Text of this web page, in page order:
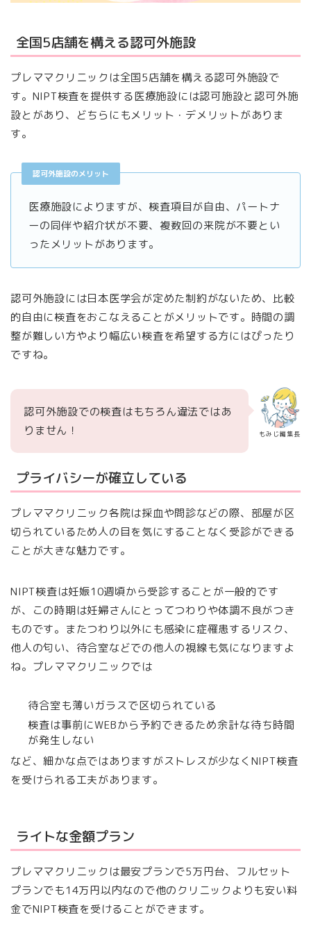
全国5店舗を構える認可外施設
プレママクリニックは全国5店舗を構える認可外施設で
す。NIPT検査を提供する医療施設には認可施設と認可外施
設とがあり、どちらにもメリット・デメリットがありま
す。
認可外施設のメリット
医療施設によりますが、検査項目が自由、パートナ
ーの同伴や紹介状が不要、複数回の来院が不要とい
ったメリットがあります。
認可外施設には日本医学会が定めた制約がないため、比較
的自由に検査をおこなえることがメリットです。時間の調
整が難しい方やより幅広い検査を希望する方にはぴったり
ですね。
もみじ編集長
認可外施設での検査はもちろん違法ではあ
りません！
プライバシーが確立している
プレママクリニック各院は採血や問診などの際、部屋が区
切られているため人の目を気にすることなく受診ができる
ことが大きな魅力です。
NIPT検査は妊娠10週頃から受診することが一般的です
が、この時期は妊婦さんにとってつわりや体調不良がつき
ものです。またつわり以外にも感染に症罹患するリスク、
他人の匂い、待合室などでの他人の視線も気になりますよ
ね。プレママクリニックでは
待合室も薄いガラスで区切られている
検査は事前にWEBから予約できるため余計な待ち時間
が発生しない
など、細かな点ではありますがストレスが少なくNIPT検査
を受けられる工夫があります。
ライトな金額プラン
プレママクリニックは最安プランで5万円台、フルセット
プランでも14万円以内なので他のクリニックよりも安い料
金でNIPT検査を受けることができます。